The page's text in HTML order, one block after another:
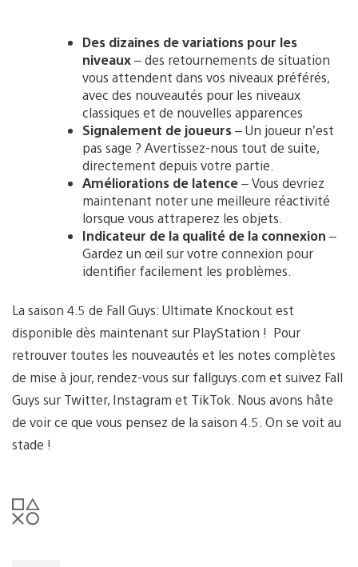
Des dizaines de variations pour les
niveaux– des retournements de situation
vous attendent dans vos niveaux préférés,
avec des nouveautés pour les niveaux
classiques et de nouvelles apparences
Signalement de joueurs– Un joueur n’est
pas sage ? Avertissez-nous tout de suite,
directement depuis votre partie.
Améliorations de latence– Vous devriez
maintenant noter une meilleure réactivité
lorsque vous attraperez les objets.
Indicateur de la qualité de la connexion –
Gardez un œil sur votre connexion pour
identifier facilement les problèmes.
La saison 4.5 de Fall Guys: Ultimate Knockout est
disponible dès maintenant sur PlayStation ! Pour
retrouver toutes les nouveautés et les notes complètes
de mise à jour, rendez-vous sur fallguys.com et suivez Fall
Guys sur Twitter, Instagram et TikTok. Nous avons hâte
de voir ce que vous pensez de la saison 4.5. On se voit au
stade !